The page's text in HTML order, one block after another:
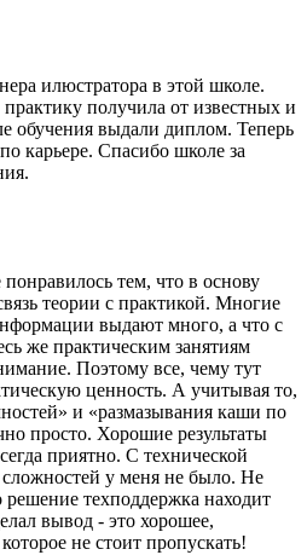
илюстратора в этой школе.
получила от известных и
обучения выдали диплом. Теперь
карьере. Спасибо школе за
тем, что в основу
теории с практикой. Многие
выдают много, а что с
же практическим занятиям
Поэтому все, чему тут
ценность. А учитывая то,
и «размазывания каши по
просто. Хорошие результаты
приятно. С технической
у меня не было. Не
решение техподдержка находит
вывод - это хорошее,
не стоит пропускать!